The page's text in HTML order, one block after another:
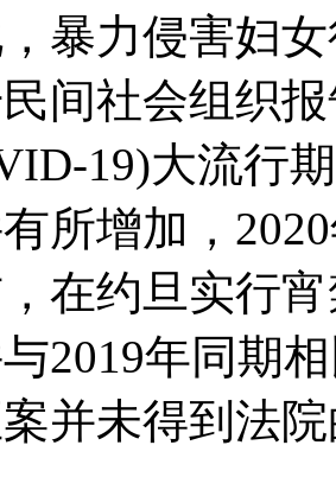
暴力侵害妇
间社会组织
19)大流行
所增加，
在约旦实行
2019年同期
并未得到法